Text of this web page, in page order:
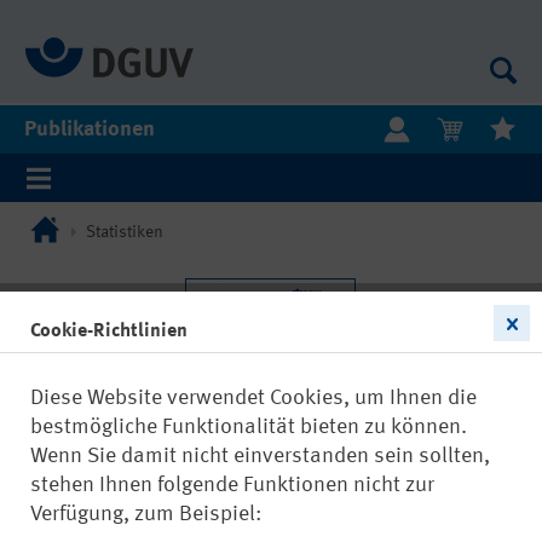
Publikationen
Statistiken
Cookie-Richtlinien
Diese Website verwendet Cookies, um Ihnen die
bestmögliche Funktionalität bieten zu können.
Wenn Sie damit nicht einverstanden sein sollten,
stehen Ihnen folgende Funktionen nicht zur
Verfügung, zum Beispiel: